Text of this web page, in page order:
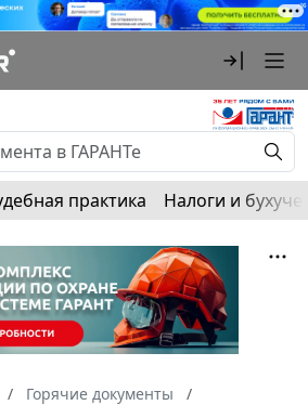
практика Налоги и
Горячие документы